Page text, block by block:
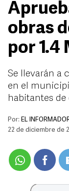
obras
por 1.4
Se llevarán a
en el
habitantes
Por: EL
22 de diciembre de